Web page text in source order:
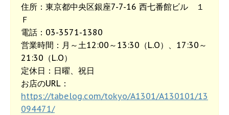
住所：東京都中央区銀座7-7-16 西七番館ビル １
Ｆ
電話：03-3571-1380
営業時間：月～土12:00～13:30（L.O）、17:30～
21:30（L.O）
定休日：日曜、祝日
お店のURL：
https://tabelog.com/tokyo/A1301/A130101/13
094471/